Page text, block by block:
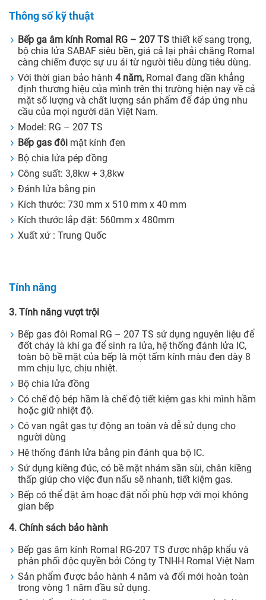
Thông số kỹ thuật
Bếp ga âm kính Romal RG – 207 TS thiết kế sang trọng,
bộ chia lửa SABAF siêu bền, giá cả lại phải chăng Romal
càng chiếm được sự ưu ái từ người tiêu dùng tiêu dùng.
Với thời gian bảo hành 4 năm, Romal đang dần khẳng
định thương hiệu của mình trên thị trường hiện nay về cả
mặt số lượng và chất lượng sản phẩm để đáp ứng nhu
cầu của mọi người dân Việt Nam.
Model: RG – 207 TS
Bếp gas đôi mặt kính đen
Bộ chia lửa pép đồng
Công suất: 3,8kw + 3,8kw
Đánh lửa bằng pin
Kích thước: 730 mm x 510 mm x 40 mm
Kích thước lắp đặt: 560mm x 480mm
Xuất xứ : Trung Quốc
Tính năng
3. Tính năng vượt trội
Bếp gas đôi Romal RG – 207 TS sử dụng nguyên liệu để
đốt cháy là khí ga để sinh ra lửa, hệ thống đánh lửa IC,
toàn bộ bề mặt của bếp là một tấm kính màu đen dày 8
mm chịu lực, chịu nhiệt.
Bộ chia lửa đồng
Có chế độ bép hầm là chế độ tiết kiệm gas khi mình hầm
hoặc giữ nhiệt độ.
Có van ngắt gas tự động an toàn và dễ sử dụng cho
người dùng
Hệ thống đánh lửa bằng pin đánh qua bộ IC.
Sử dụng kiềng đúc, có bề mặt nhám sần sùi, chân kiềng
thấp giúp cho việc đun nấu sẽ nhanh, tiết kiệm gas.
Bếp có thể đặt âm hoạc đặt nổi phù hợp với mọi không
gian bếp
4. Chính sách bảo hành
Bếp gas âm kính Romal RG-207 TS được nhập khẩu và
phân phối độc quyền bởi Công ty TNHH Romal Việt Nam
Sản phẩm được bảo hành 4 năm và đổi mới hoàn toàn
trong vòng 1 năm đầu sử dụng.